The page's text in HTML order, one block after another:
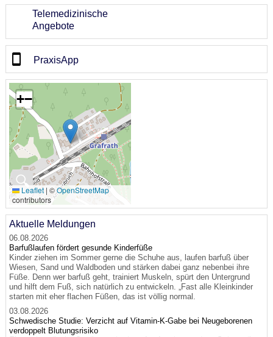
Telemedizinische
Angebote
PraxisApp
🔍
+−
Leaflet | ©OpenStreetMap
contributors
Aktuelle Meldungen
06.08.2026
Barfußlaufen fördert gesunde Kinderfüße
Kinder ziehen im Sommer gerne die Schuhe aus, laufen barfuß über
Wiesen, Sand und Waldboden und stärken dabei ganz nebenbei ihre
Füße. Denn wer barfuß geht, trainiert Muskeln, spürt den Untergrund
und hilft dem Fuß, sich natürlich zu entwickeln. „Fast alle Kleinkinder
starten mit eher flachen Füßen, das ist völlig normal.
03.08.2026
Schwedische Studie: Verzicht auf Vitamin-K-Gabe bei Neugeborenen
verdoppelt Blutungsrisiko